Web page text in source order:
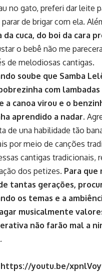
no gato, preferi dar leite
de brigar com ela.
da cuca, do boi da cara
o bebê não me
de melodiosas cantigas.
soube que Samba
com
a canoa virou e o
aprendido a nadar.
de una habilidade tão
por meio de canções
cantigas
dos petizes. Para
tantas gerações,
os temas e a
musicalmente
não farão mal a
https://youtu.be/